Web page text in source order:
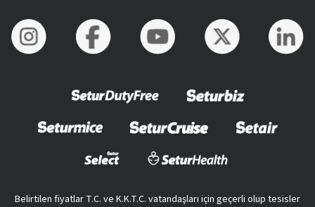
Belirtilen fiyatlar T.C. ve K.K.T.C. vatandaşları için geçerli olup tesisler